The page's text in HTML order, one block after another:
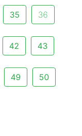
35 36
42 43
49 50